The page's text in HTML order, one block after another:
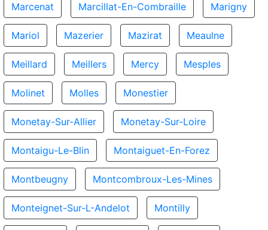
Marcenat Marcillat-En-Combraille Marigny
Mariol Mazerier Mazirat Meaulne
Meillard Meillers Mercy Mesples
Molinet Molles Monestier
Monetay-Sur-Allier Monetay-Sur-Loire
Montaigu-Le-Blin Montaiguet-En-Forez
Montbeugny Montcombroux-Les-Mines
Monteignet-Sur-L-Andelot Montilly